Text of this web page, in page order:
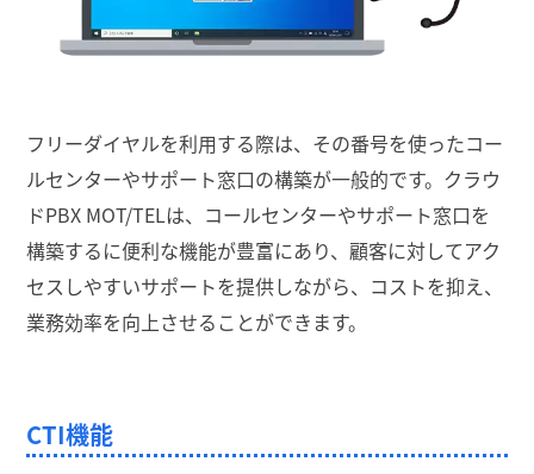
フリーダイヤルを利用する際は、その番号を使ったコー
ルセンターやサポート窓口の構築が一般的です。クラウ
ドPBX MOT/TELは、コールセンターやサポート窓口を
構築するに便利な機能が豊富にあり、顧客に対してアク
セスしやすいサポートを提供しながら、コストを抑え、
業務効率を向上させることができます。
CTI機能